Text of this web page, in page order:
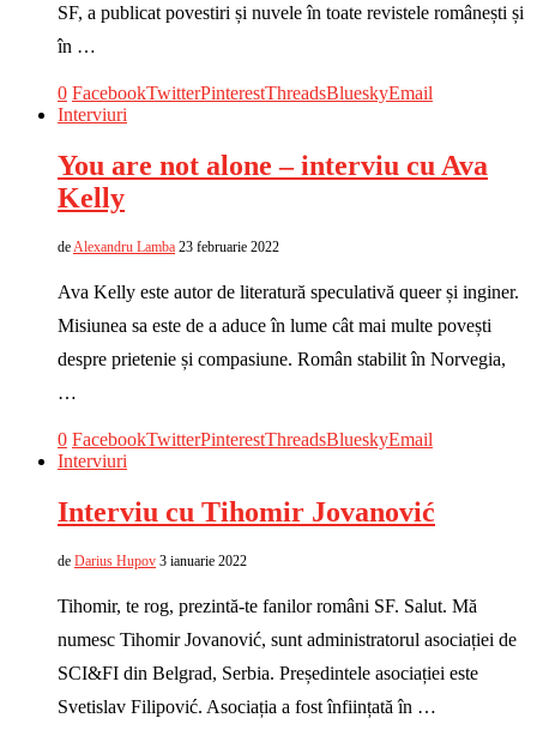
SF, a publicat povestiri și nuvele în toate revistele românești și
în …
0 FacebookTwitterPinterestThreadsBlueskyEmail
Interviuri
You are not alone – interviu cu Ava
Kelly
deAlexandru Lamba 23 februarie 2022
Ava Kelly este autor de literatură speculativă queer și inginer.
Misiunea sa este de a aduce în lume cât mai multe povești
despre prietenie și compasiune. Român stabilit în Norvegia,
…
0 FacebookTwitterPinterestThreadsBlueskyEmail
Interviuri
Interviu cu Tihomir Jovanović
de Darius Hupov 3 ianuarie 2022
Tihomir, te rog, prezintă-te fanilor români SF. Salut. Mă
numesc Tihomir Jovanović, sunt administratorul asociației de
SCI&FI din Belgrad, Serbia. Președintele asociației este
Svetislav Filipović. Asociația a fost înființată în …